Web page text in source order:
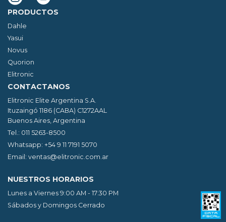
PRODUCTOS
Dahle
Yasui
Novus
Quorion
Elitronic
CONTACTANOS
Elitronic Elite Argentina S.A.
Ituzaingó 1186 (CABA) C1272AAL
Buenos Aires, Argentina
Tel.: 011 5263-8500
Whatsapp: +54 9 11 7191 5070
Email: ventas@elitronic.com.ar
NUESTROS HORARIOS
Lunes a Viernes 9:00 AM - 17:30 PM
Sábados y Domingos Cerrado